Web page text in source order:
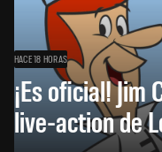
HACE 18 HORAS
¡Es oficial! Jim
live-action de